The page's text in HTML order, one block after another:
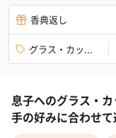
香典返し
グラス・カッ...
息子へのグラス・
手の好みに合わせ